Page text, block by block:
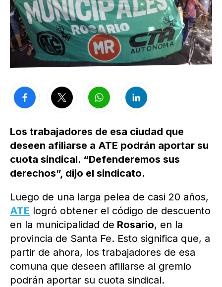
Los trabajadores de esa ciudad que
deseen afiliarse a ATE podrán aportar su
cuota sindical. “Defenderemos sus
derechos”, dijo el sindicato.
Luego de una larga pelea de casi 20 años,
ATE logró obtener el código de descuento
en la municipalidad de Rosario, en la
provincia de Santa Fe. Esto significa que, a
partir de ahora, los trabajadores de esa
comuna que deseen afiliarse al gremio
podrán aportar su cuota sindical.